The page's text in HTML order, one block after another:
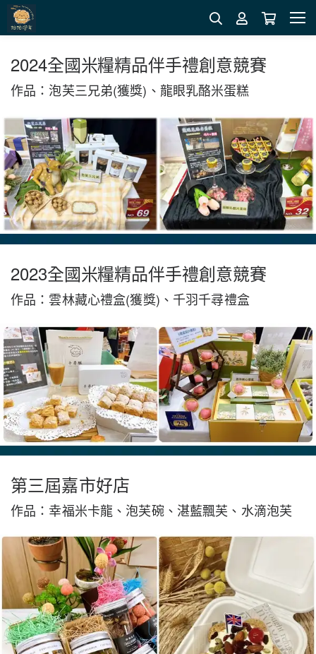
2024全國米糧精品伴手禮創意競賽
作品：泡芙三兄弟(獲獎)、龍眼乳酪米蛋糕
2023全國米糧精品伴手禮創意競賽
作品：雲林藏心禮盒(獲獎)、千羽千尋禮盒
第三屆嘉市好店
作品：幸福米卡龍、泡芙碗、湛藍飄芙、水滴泡芙